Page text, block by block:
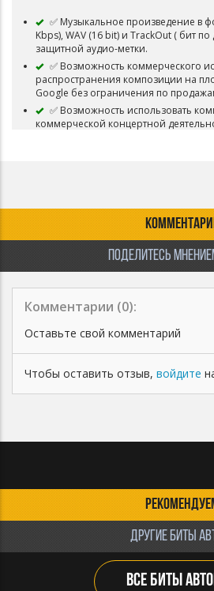
✅ Музыкальное произведение в
Kbps), WAV (16 bit) и TrackOut ( бит
защитной аудио-метки.
✅ Возможность коммерческого
распространения композиции на
Google без ограничения по
✅ Возможность использовать
коммерческой концертной
✅ Композиция снимается с
ПОДЕЛИТЕСЬ
Комментарии (0):
Оставьте свой комментарий
Чтобы оставить отзыв, войдите
ДРУГИЕ БИТЫ
ВСЕ БИТЫ